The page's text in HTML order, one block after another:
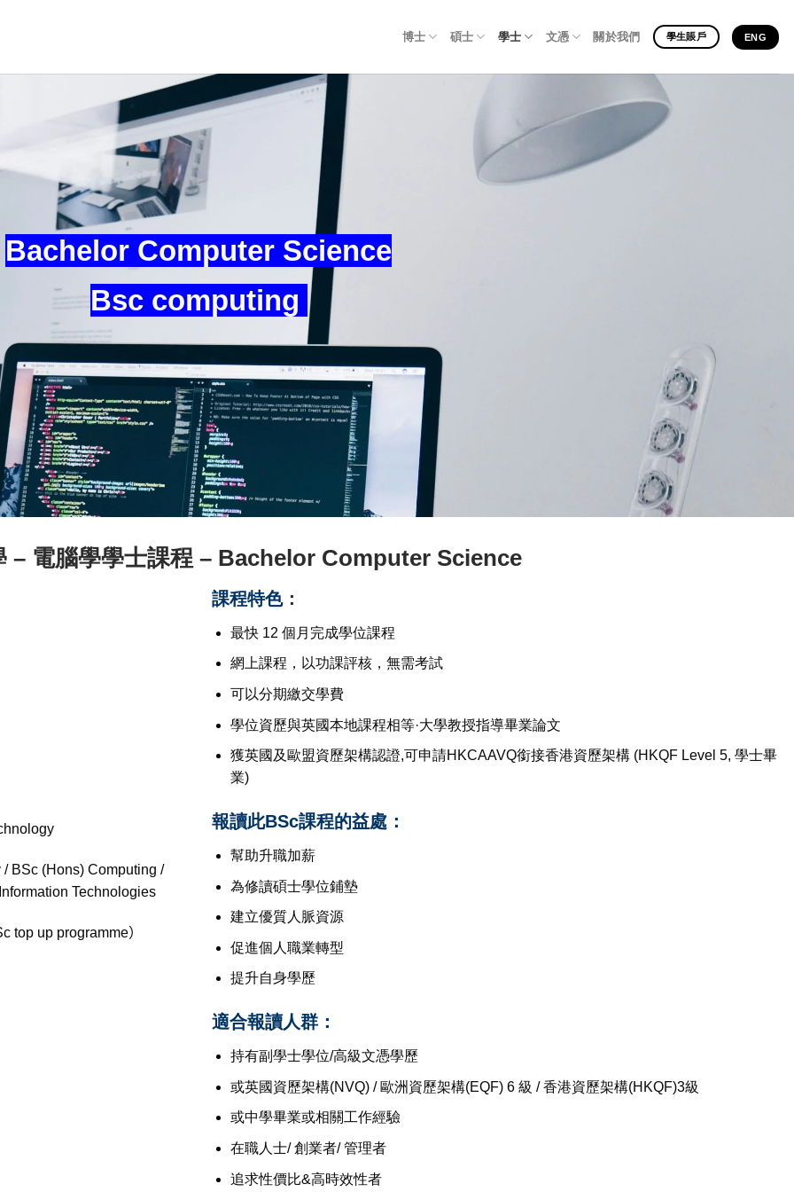
博士 碩士 學士 文憑 關於我們 學生賬戶 ENG
Bachelor Computer Science
Bsc computing
– 電腦學學士課程 – Bachelor Computer Science
BSc (Hons) Computing /
Technologies
top up programme）
課程特色：
最快 12 個月完成學位課程
網上課程，以功課評核，無需考試
可以分期繳交學費
學位資歷與英國本地課程相等·大學教授指導畢業論文
獲英國及歐盟資歷架構認證,可申請HKCAAVQ銜接香港資歷架構 (HKQF Level 5, 學士畢
業)
報讀此BSc課程的益處：
幫助升職加薪
為修讀碩士學位鋪墊
建立優質人脈資源
促進個人職業轉型
提升自身學歷
適合報讀人群：
持有副學士學位/高級文憑學歷
或英國資歷架構(NVQ) / 歐洲資歷架構(EQF) 6 級 / 香港資歷架構(HKQF)3級
或中學畢業或相關工作經驗
在職人士/ 創業者/ 管理者
追求性價比&高時效性者